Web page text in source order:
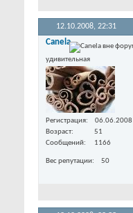
12.10.2008, 22:31
Canela
удивительная
Регистрация
06.06.2008
Возраст
51
Сообщений
1166
Вес репутации 50